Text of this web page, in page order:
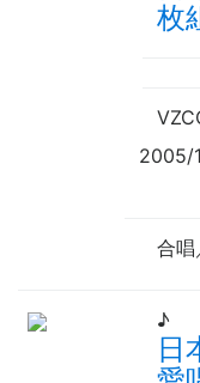
枚
2005/
合唱
♪
日